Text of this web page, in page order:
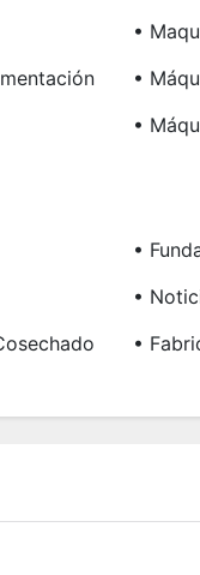
•
•
•
•
•
•